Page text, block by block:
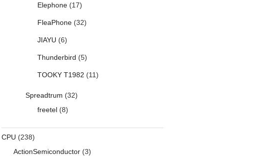
Elephone(17)
FleaPhone(32)
JIAYU (6)
Thunderbird (5)
TOOKY T1982 (11)
Spreadtrum (32)
freetel(8)
CPU (238)
ActionSemiconductor(3)